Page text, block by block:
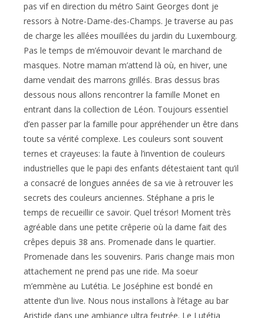
pas vif en direction du métro Saint Georges dont je
ressors à Notre-Dame-des-Champs. Je traverse au pas
de charge les allées mouillées du jardin du Luxembourg.
Pas le temps de m’émouvoir devant le marchand de
masques. Notre maman m’attend là où, en hiver, une
dame vendait des marrons grillés. Bras dessus bras
dessous nous allons rencontrer la famille Monet en
entrant dans la collection de Léon. Toujours essentiel
d’en passer par la famille pour appréhender un être dans
toute sa vérité complexe. Les couleurs sont souvent
ternes et crayeuses: la faute à l’invention de couleurs
industrielles que le papi des enfants détestaient tant qu’il
a consacré de longues années de sa vie à retrouver les
secrets des couleurs anciennes. Stéphane a pris le
temps de recueillir ce savoir. Quel trésor! Moment très
agréable dans une petite crêperie où la dame fait des
crêpes depuis 38 ans. Promenade dans le quartier.
Promenade dans les souvenirs. Paris change mais mon
attachement ne prend pas une ride. Ma soeur
m’emmène au Lutétia. Le Joséphine est bondé en
attente d’un live. Nous nous installons à l’étage au bar
Aristide dans une ambiance ultra feutrée. Le Lutétia